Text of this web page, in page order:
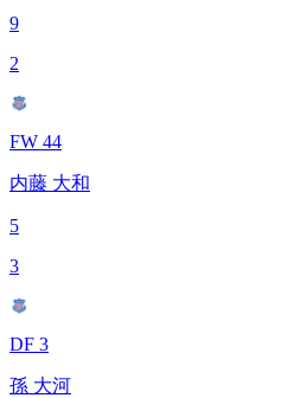
9
2
FW 44
内藤 大和
5
3
DF 3
孫 大河